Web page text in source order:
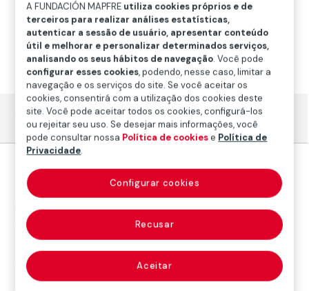
Tá Pago
Iniciação>Educação e Divulgação>Educação
financeira e Securitária
>Trilha de Educação Financeira
- Tá Pago>Aposentadoria>Como investir certo para
a aposentadoria
A FUNDACIÓN MAPFRE utiliza cookies próprios e de
terceiros para realizar análises estatísticas,
autenticar a sessão de usuário, apresentar conteúdo
útil e melhorar e personalizar determinados serviços,
analisando os seus hábitos de navegação. Você pode
configurar esses cookies, podendo, nesse caso, limitar a
navegação e os serviços do site. Se você aceitar os
cookies, consentirá com a utilização dos cookies deste
site. Você pode aceitar todos os cookies, configurá-los
ou rejeitar seu uso. Se desejar mais informações, você
pode consultar nossa Política de cookiese Política de
Privacidade.
Recusar
Aceitar
Configurar cookies